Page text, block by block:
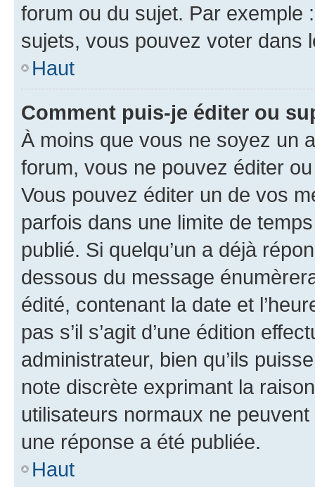
forum ou du sujet. Par exemple
sujets, vous pouvez voter dans
Haut
Comment puis-je éditer ou
À moins que vous ne soyez un
forum, vous ne pouvez éditer
Vous pouvez éditer un de vos
parfois dans une limite de
publié. Si quelqu’un a déjà
dessous du message
édité, contenant la date et
pas s’il s’agit d’une édition
administrateur, bien qu’ils
note discrète exprimant la
utilisateurs normaux ne
une réponse a été publiée.
Haut